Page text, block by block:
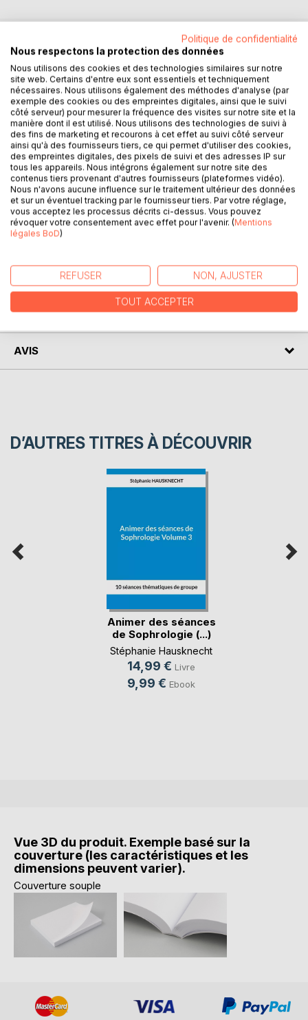
DESCRIPTION
Dans ce livre, Denise Ayral nous fait partager ses
questionnements existentiels concernant la Vie et les
réponses qu'elle a pu trouver au cours de sa vie à travers
divers enseignements et expériences personnelles. Elle
regroupe dans cet ouvrage les notions qu'elle a pu
accumuler sur l'énergie dans le corps humain, les
différents messages de ce dernier et comment prendre
soin de son corps et être à l'écoute, les recherches
personnelles d'ordre plus spirituelles ou encore comment
apprendre à vivre et aimer la vie qui nous est offerte et
obtenir le meilleur de soi.
AUTEUR(S)
CRITIQUES PRESSE
AVIS
D’AUTRES TITRES À DÉCOUVRIR
Animer des séances
de Sophrologie (...)
Stéphanie Hausknecht
14,99 € Livre
9,99 € Ebook
Vue 3D du produit. Exemple basé sur la
couverture (les caractéristiques et les
dimensions peuvent varier).
Couverture souple
Politique de confidentialité
Nous respectons la protection des données
Nous utilisons des cookies et des technologies similaires sur notre
site web. Certains d'entre eux sont essentiels et techniquement
nécessaires. Nous utilisons également des méthodes d'analyse (par
exemple des cookies ou des empreintes digitales, ainsi que le suivi
côté serveur) pour mesurer la fréquence des visites sur notre site et la
manière dont il est utilisé. Nous utilisons des technologies de suivi à
des fins de marketing et recourons à cet effet au suivi côté serveur
ainsi qu'à des fournisseurs tiers, ce qui permet d'utiliser des cookies,
des empreintes digitales, des pixels de suivi et des adresses IP sur
tous les appareils. Nous intégrons également sur notre site des
contenus tiers provenant d'autres fournisseurs (plateformes vidéo).
Nous n'avons aucune influence sur le traitement ultérieur des données
et sur un éventuel tracking par le fournisseur tiers. Par votre réglage,
vous acceptez les processus décrits ci-dessus. Vous pouvez
révoquer votre consentement avec effet pour l'avenir. (Mentions
légales BoD)
REFUSER NON, AJUSTER
TOUT ACCEPTER